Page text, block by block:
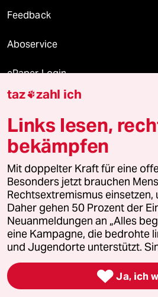
Feedback
Aboservice
ePaper Login
Downloads für Abonnierende
© 2026 taz Verlags und Vertriebs
Alle Rechte vorbehalten. Bei rechtlichen
wenden Sie sich bitte an lizenzen@taz.de
Feedback Redaktionsstatut
Leitlinie Informant Datenschutz
Seitenwende Einwilligungen
taz zahl ich
Links lesen,
bekämpfen
Mit doppelter Kraft für eine
Besonders jetzt brauchen
Rechtsextremismus
Daher gehen 50 Prozent der
Neuanmeldungen an „Alles
eine Kampagne, die bedrohte
und Jugendorte unterstützt.
 Ja, ich